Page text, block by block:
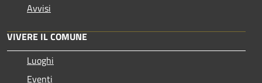
Avvisi
VIVERE IL COMUNE
Luoghi
Eventi